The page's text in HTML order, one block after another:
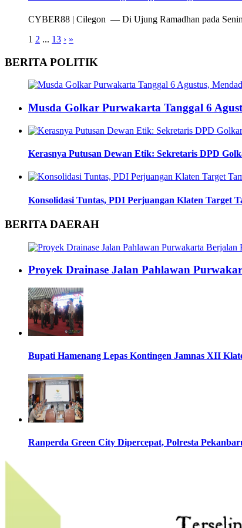
CYBER88 | Cilegon — Di Ujung Ramadhan pada
1 2 ... 13 › »
BERITA POLITIK
Musda Golkar Purwakarta Tanggal 6
Kerasnya Putusan Dewan Etik: Sekretaris DPD
Konsolidasi Tuntas, PDI Perjuangan Klaten Target
BERITA DAERAH
Proyek Drainase Jalan Pahlawan
Bupati Hamenang Lepas Kontingen Jamnas XII
Ranperda Green City Dipercepat, Polresta